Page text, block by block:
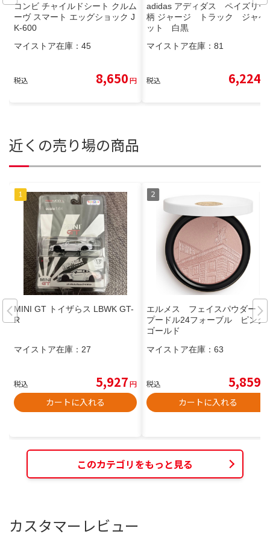
コンビ チャイルドシート クルム
ーヴ スマート エッグショック J
K-600
マイストア在庫： 45
税込 8,650円
adidas アディダス ペイズリー
柄 ジャージ トラック ジャケ
ット 白黒
マイストア在庫： 81
税込 6,224
近くの売り場の商品
MINI GT トイザらス LBWK GT-
R
マイストア在庫： 27
税込 5,927円
カートに入れる
エルメス フェイスパウダー
プードル24フォーブル ピンク
ゴールド
マイストア在庫： 63
税込 5,859
カートに入れる
このカテゴリをもっと見る
カスタマーレビュー